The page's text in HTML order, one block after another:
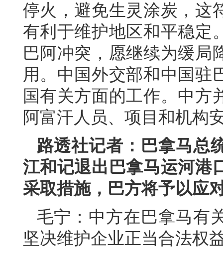
停火，避免生灵涂炭，这
有利于维护地区和平稳定
巴阿冲突，愿继续为缓局
用。中国外交部和中国驻
国有关方面的工作。中方
阿富汗人员、项目和机构
路透社记者：巴拿马总
江和记退出巴拿马运河港
采取措施，巴方将予以应
毛宁：中方在巴拿马有
坚决维护企业正当合法权